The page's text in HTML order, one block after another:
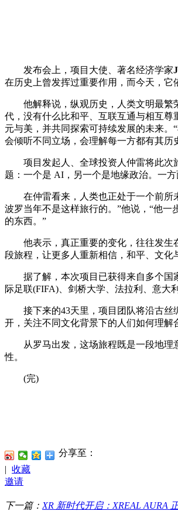
发布会上，项⽬⼤使、著名经济学家J
在历史上曾发挥过重要作⽤，⽽今天，它
他解释说，纵观历史，⼈类⽂明最繁荣
代，没有什么⽐和平、互联互通与相互
元与美，并共同探索可持续发展的未来。
会倾听不同⽴场，会理解每⼀⽅都有其历
项⽬发起⼈、全球投资⼈仲雷将此次旅
题：⼀个是 AI，另⼀个是地缘政治。⼀
在仲雷看来，⼈类也正处于⼀个前所
波罗当年不是这样旅⾏的。”他说，“他
的东西。”
他表⽰，真正重要的变化，往往发⽣
段旅程，让更多⼈重新相信，和平、⽂化
据了解，本次项⽬已获得来⾃多个国家
际⾜联(FIFA)、剑桥⼤学、法拉利、意⼤
接下来的43天⾥，项⽬团队将沿古丝
开，关注不同⽂化背景下的⼈们如何理解
从罗⻢出发，这场旅程既是⼀段地理
性。
(完)
分享至：
| 收藏
邀请
下一篇： XR 新时代开启：XREAL AURA